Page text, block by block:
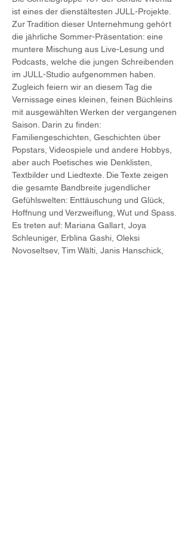
ist eines der dienstältesten JULL-Projekte.
Zur Tradition dieser Unternehmung gehört
die jährliche Sommer-Präsentation: eine
muntere Mischung aus Live-Lesung und
Podcasts, welche die jungen Schreibenden
im JULL-Studio aufgenommen haben.
Zugleich feiern wir an diesem Tag die
Vernissage eines kleinen, feinen Büchleins
mit ausgewählten Werken der vergangenen
Saison. Darin zu finden:
Familiengeschichten, Geschichten über
Popstars, Videospiele und andere Hobbys,
aber auch Poetisches wie Denklisten,
Textbilder und Liedtexte. Die Texte zeigen
die gesamte Bandbreite jugendlicher
Gefühlswelten: Enttäuschung und Glück,
Hoffnung und Verzweiflung, Wut und Spass.
Es treten auf: Mariana Gallart, Joya
Schleuniger, Erblina Gashi, Oleksi
Novoseltsev, Tim Wälti, Janis Hanschick,